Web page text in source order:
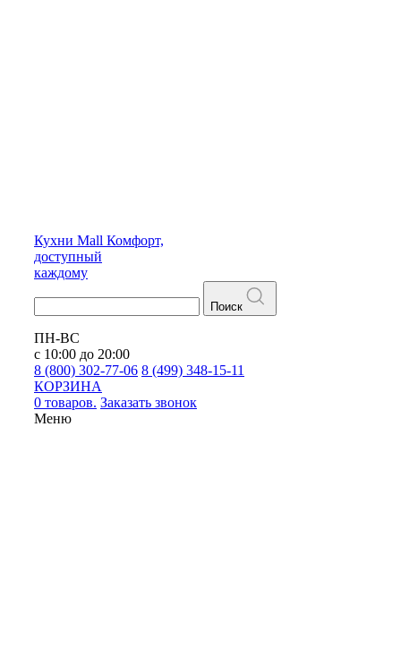
Кухни Mall Комфорт,
доступный
каждому
Поиск
ПН-ВС
с 10:00 до 20:00
8 (800) 302-77-06 8 (499) 348-15-11
КОРЗИНА
0 товаров. Заказать звонок
Меню